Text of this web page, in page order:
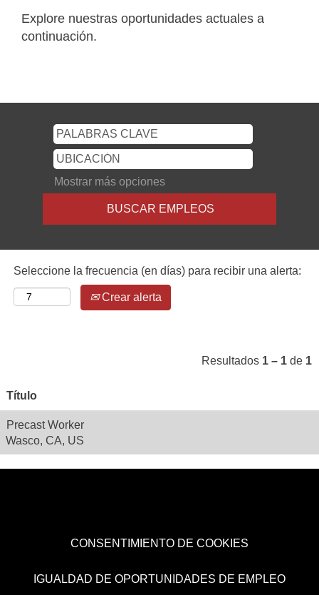
Explore nuestras oportunidades actuales a
continuación.
Mostrar más opciones
Seleccione la frecuencia (en días) para recibir una alerta:
Crear alerta
Resultados 1 – 1 de 1
Título
Precast Worker
Wasco, CA, US
CONSENTIMIENTO DE COOKIES
IGUALDAD DE OPORTUNIDADES DE EMPLEO